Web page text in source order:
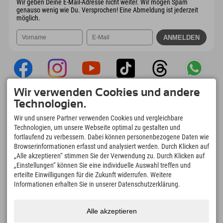
Wir geben Deine E-Mail-Adresse nicht weiter. Wir mögen Spam
genauso wenig wie Du. Versprochen! Eine Abmeldung ist jederzeit
möglich.
Explorer App
Upload Deiner #ExplorerMoments, Mein
Explorer To Go mit Buchungsübersicht,
Bucketlist, Restaurantübersicht uvm. Jetzt
downloaden!
Zeit für Explorer Moments
166 4.634km
Pisten zum Skifahren und
97
Wir verwenden Cookies und andere
Technologien.
Wir und unsere Partner verwenden Cookies und vergleichbare
Technologien, um unsere Webseite optimal zu gestalten und
fortlaufend zu verbessern. Dabei können personenbezogene Daten wie
Browserinformationen erfasst und analysiert werden. Durch Klicken auf
„Alle akzeptieren“ stimmen Sie der Verwendung zu. Durch Klicken auf
„Einstellungen“ können Sie eine individuelle Auswahl treffen und
erteilte Einwilligungen für die Zukunft widerrufen. Weitere
Informationen erhalten Sie in unserer Datenschutzerklärung.
Alle akzeptieren